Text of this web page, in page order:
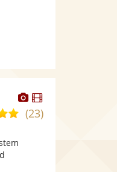
Dieser
Künstler
stellt
Dieser
Künstler
5,0(23)